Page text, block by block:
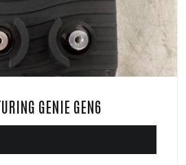
GENIE GEN6